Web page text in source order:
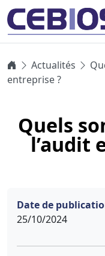
Actualités
entreprise ?
Quels
l’audit
Date de
25/10/2024